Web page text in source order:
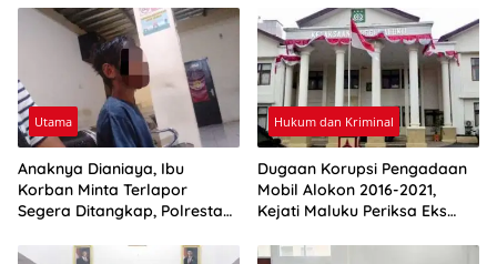
Utama
Anaknya Dianiaya, Ibu
Korban Minta Terlapor
Segera Ditangkap, Polresta
Penyelidikan
Hukum dan Kriminal
Dugaan Korupsi Pengadaan
Mobil Alokon 2016-2021,
Kejati Maluku Periksa Eks